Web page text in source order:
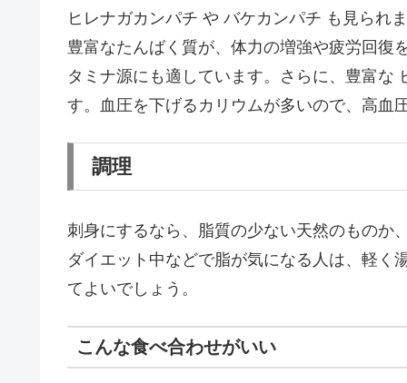
ヒレナガカンパチ や バケカンパチ も見られ
豊富なたんばく質が、体力の増強や疲労回復
タミナ源にも適しています。さらに、豊富な
す。血圧を下げるカリウムが多いので、高血
調理
刺身にするなら、脂質の少ない天然のものか
ダイエット中などで脂が気になる人は、軽く
てよいでしょう。
こんな食べ合わせがいい